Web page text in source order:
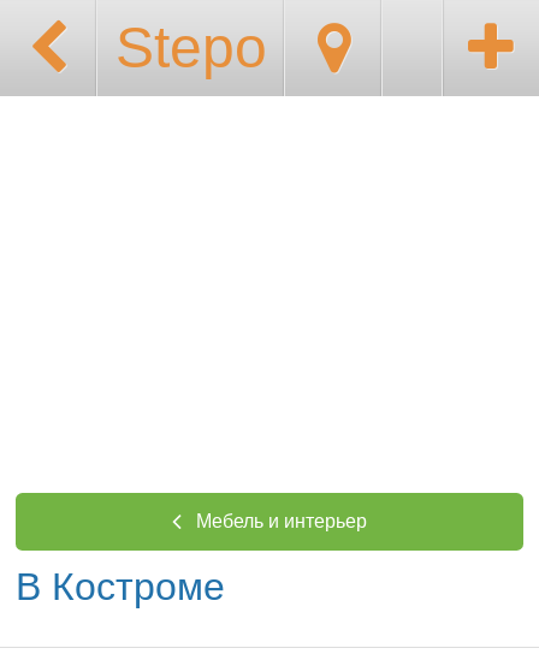
Stepo
Мебель и интерьер
В Костроме